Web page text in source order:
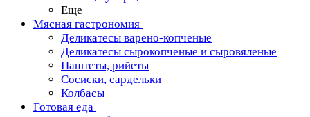
Еще
Мясная гастрономия
Деликатесы варено-копченые
Деликатесы сырокопченые и сыровяленые
Паштеты, рийеты
Сосиски, сардельки
Колбасы
Готовая еда